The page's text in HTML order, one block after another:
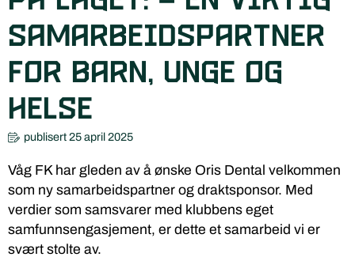
samarbeidspartner
for barn, unge og
helse
publisert25 april 2025
Våg FK har gleden av å ønske Oris Dental velkommen
som ny samarbeidspartner og draktsponsor. Med
verdier som samsvarer med klubbens eget
samfunnsengasjement, er dette et samarbeid vi er
svært stolte av.